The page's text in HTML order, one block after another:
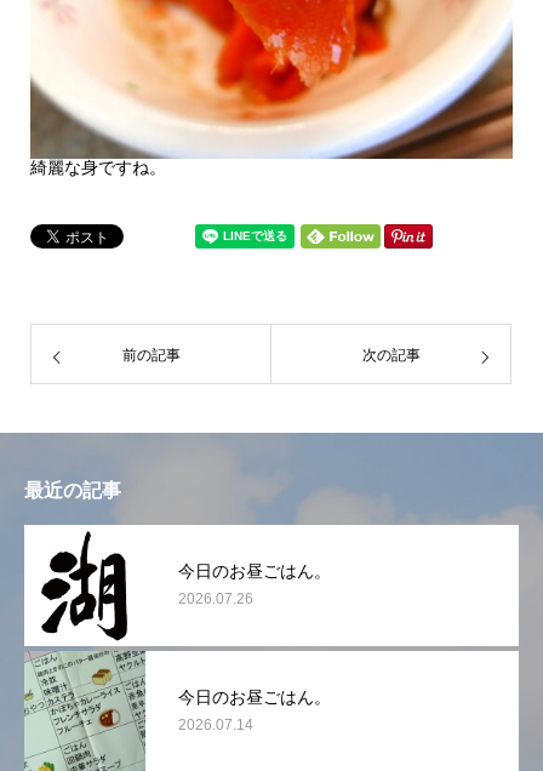
綺麗な身ですね。
前の記事 次の記事
最近の記事
今日のお昼ごはん。
2026.07.26
今日のお昼ごはん。
2026.07.14